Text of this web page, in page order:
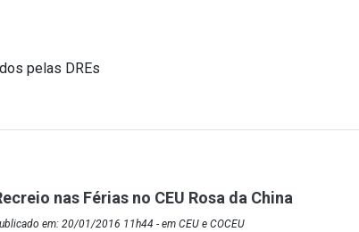
pelas DREs
nas Férias no CEU Rosa da China
em: 20/01/2016 11h44 - em CEU e COCEU